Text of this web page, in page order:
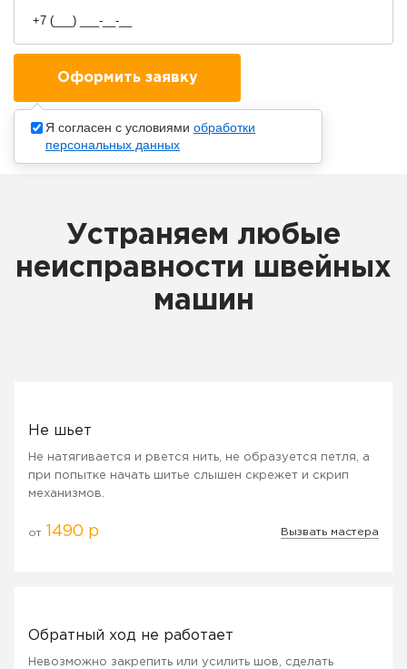
Устраняем любые
неисправности швейных
машин
Не шьет
Не натягивается и рвется нить, не образуется петля, а
при попытке начать шитье слышен скрежет и скрип
механизмов.
от 1490 р Вызвать мастера
Обратный ход не работает
Невозможно закрепить или усилить шов, сделать
Я согласен с условиями обработки
персональных данных